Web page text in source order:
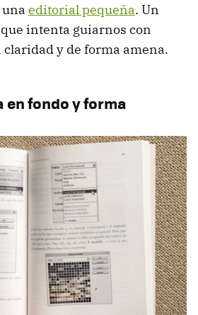
una editorial pequeña. Un
intenta guiarnos con
y de forma amena.
en fondo y forma